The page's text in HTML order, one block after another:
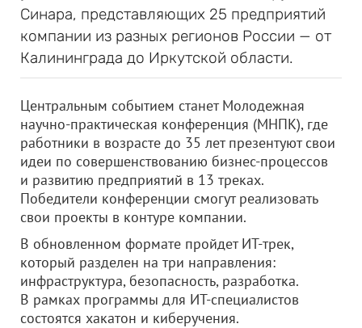
Синара, представляющих 25 предприятий
компании из разных регионов России — от
Калининграда до Иркутской области.
Центральным событием станет Молодежная
научно-практическая конференция (МНПК), где
работники в возрасте до 35 лет презентуют свои
идеи по совершенствованию бизнес-процессов
и развитию предприятий в 13 треках.
Победители конференции смогут реализовать
свои проекты в контуре компании.
В обновленном формате пройдет ИТ-трек,
который разделен на три направления:
инфраструктура, безопасность, разработка.
В рамках программы для ИТ-специалистов
состоятся хакатон и киберучения.